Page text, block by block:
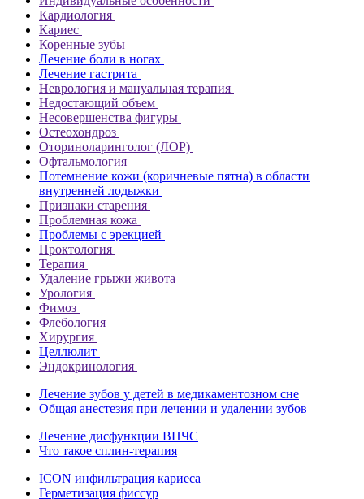
Кардиология
Кариес
Коренные зубы
Лечение боли в ногах
Лечение гастрита
Неврология и мануальная терапия
Недостающий объем
Несовершенства фигуры
Остеохондроз
Оториноларинголог (ЛОР)
Офтальмология
Потемнение кожи (коричневые пятна) в области
внутренней лодыжки
Признаки старения
Проблемная кожа
Проблемы с эрекцией
Проктология
Терапия
Удаление грыжи живота
Урология
Фимоз
Флебология
Хирургия
Целлюлит
Эндокринология
Лечение зубов у детей в медикаментозном сне
Общая анестезия при лечении и удалении зубов
Лечение дисфункции ВНЧС
Что такое сплин-терапия
ICON инфильтрация кариеса
Герметизация фиссур